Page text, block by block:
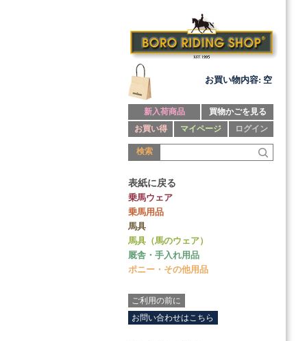
お買い物内容: 空
新入荷商品
買物かごを見る
お買い得
マイページ ログイン
検索
表紙に戻る
乗馬ウェア
乗馬用品
馬具
馬具（馬のウェア）
厩舎・手入れ用品
ポニー・その他用品
ご利用の前に
お問い合わせはこちら